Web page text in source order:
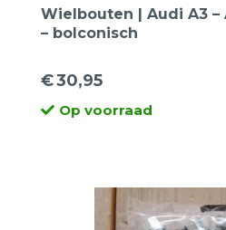
Wielbouten | Audi A3 –
– bolconisch
€30,95
Op voorraad